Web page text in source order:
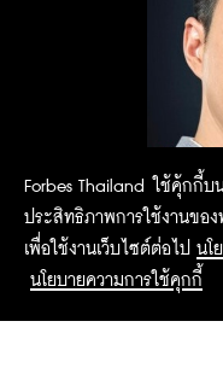
Forbes Thailand ใช้คุ้กกี้บ
ประสิทธิภาพการใช้งานขอ
เพื่อใช้งานเว็บไซต์ต่อไป นโ
นโยบายความการใช้คุกกี้
2015